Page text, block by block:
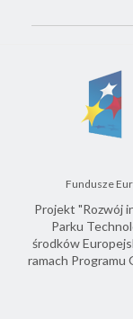
Fundusze
Projekt "Rozwój
Parku
środków
ramach Programu